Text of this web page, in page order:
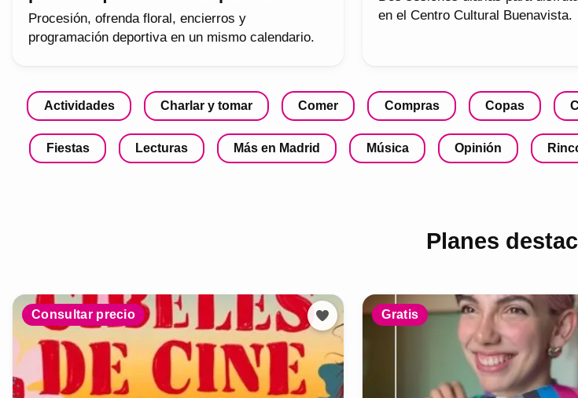
Procesión, ofrenda floral, encierros y
programación deportiva en un mismo calendario.
en el Centro Cultural Buenavista.
Actividades Charlar y tomar Comer Compras Copas
Fiestas Lecturas Más en Madrid Música Opinión
Planes
Consultar precio Gratis